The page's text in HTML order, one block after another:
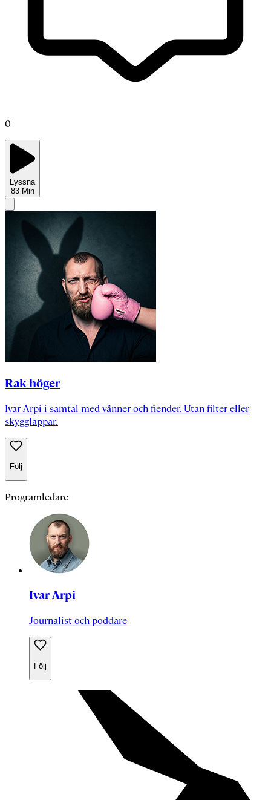
0
Lyssna
83 Min
Rak höger
Ivar Arpi i samtal med vänner och fiender. Utan filter eller
skygglappar.
Följ
Programledare
Ivar Arpi
Journalist och poddare
Följ